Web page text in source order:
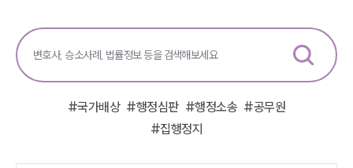
#국가배상 #행정심판 #행정소송 #공무원
#집행정지